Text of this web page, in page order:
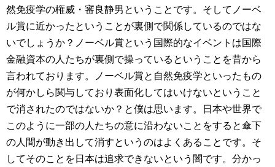
然免疫学の権威・審良静男ということです。そしてノーベ
ル賞に近かったということが裏側で関係しているのではな
いでしょうか？ノーベル賞という国際的なイベントは国際
金融資本の人たちが裏側で操っているということを昔から
言われております。ノーベル賞と自然免疫学といったもの
が何かしら関与しており表面化してはいけないということ
で消されたのではないか？と僕は思います。日本や世界で
このように一部の人たちの意に沿わないことをすると傘下
の人間が動き出して消すというのはよくあることです。そ
してそのことを日本は追求できないという闇です。分かっ